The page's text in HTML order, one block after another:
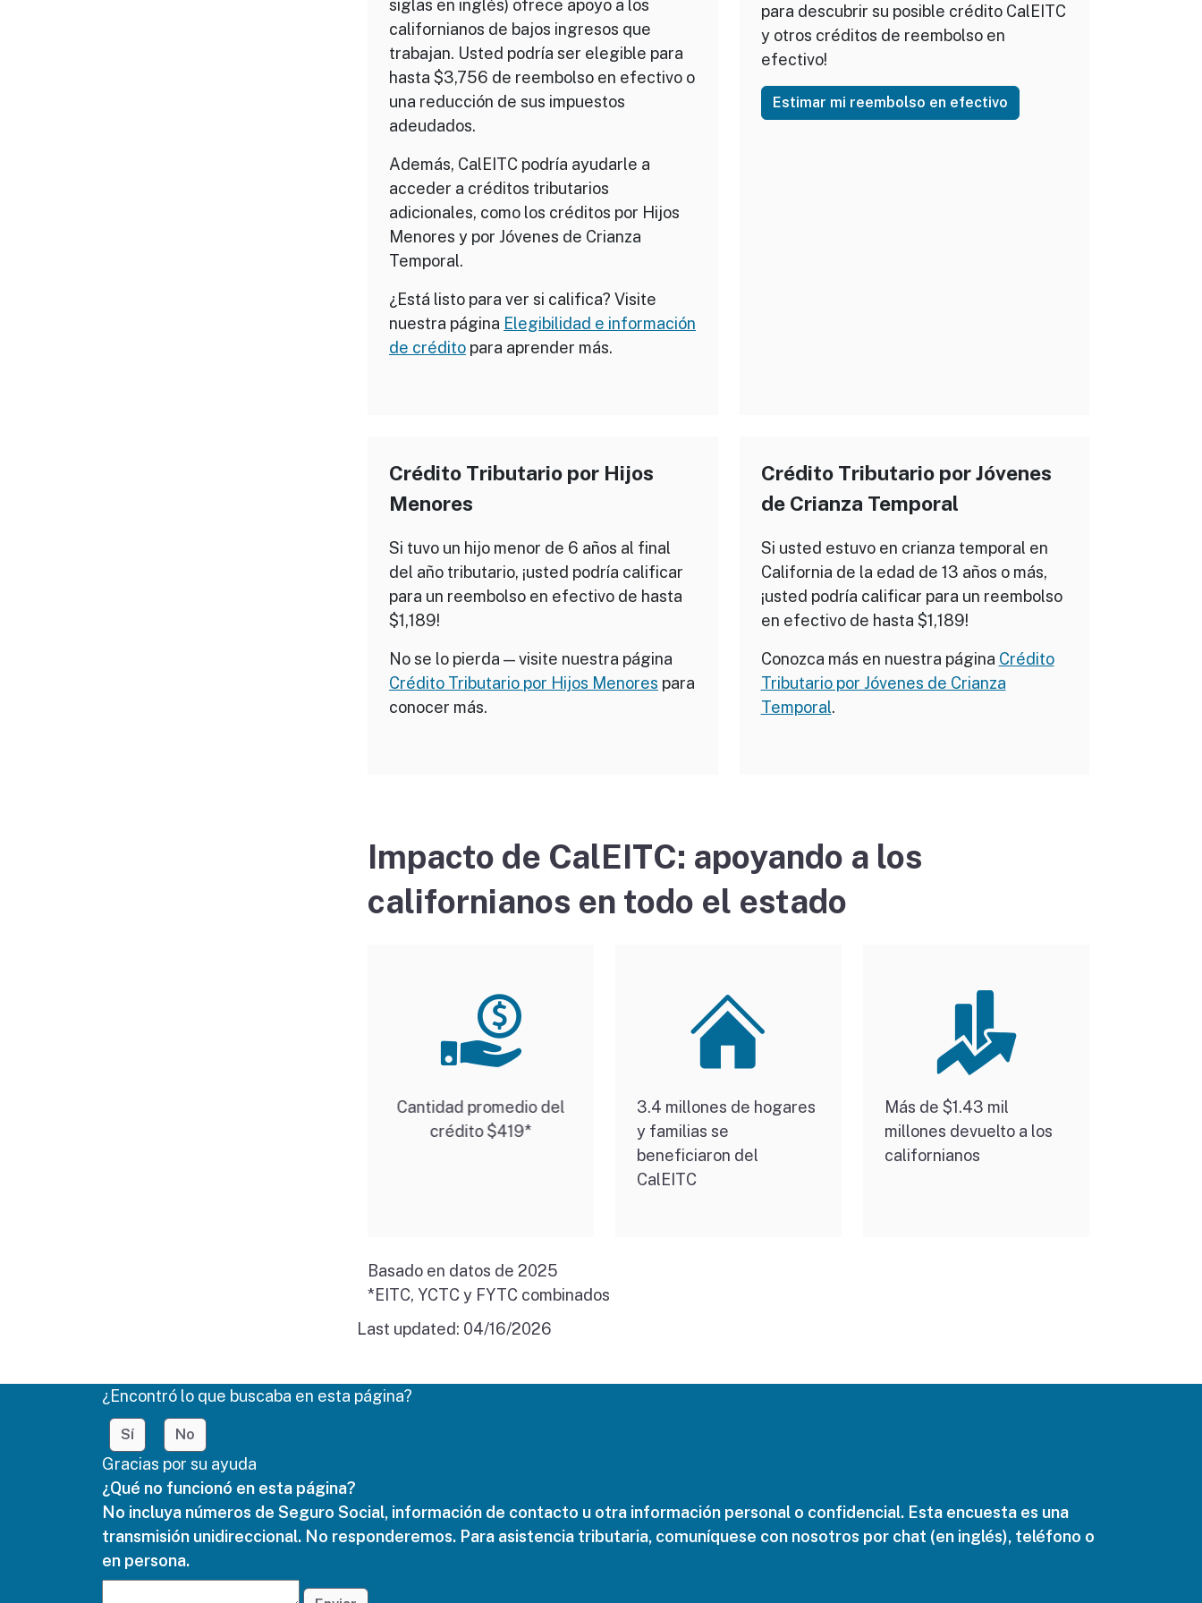
siglas en inglés) ofrece apoyo a los
californianos de bajos ingresos que
trabajan. Usted podría ser elegible para
hasta $3,756 de reembolso en efectivo o
una reducción de sus impuestos
adeudados.
Además, CalEITC podría ayudarle a
acceder a créditos tributarios
adicionales, como los créditos por Hijos
Menores y por Jóvenes de Crianza
Temporal.
¿Está listo para ver si califica? Visite
nuestra página Elegibilidad e información
de crédito para aprender más.
para descubrir su posible crédito CalEITC
y otros créditos de reembolso en
efectivo!
Estimar mi reembolso en efectivo
Crédito Tributario por Hijos
Menores
Si tuvo un hijo menor de 6 años al final
del año tributario, ¡usted podría calificar
para un reembolso en efectivo de hasta
$1,189!
No se lo pierda — visite nuestra página
Crédito Tributario por Hijos Menores para
conocer más.
Crédito Tributario por Jóvenes
de Crianza Temporal
Si usted estuvo en crianza temporal en
California de la edad de 13 años o más,
¡usted podría calificar para un reembolso
en efectivo de hasta $1,189!
Conozca más en nuestra página Crédito
Tributario por Jóvenes de Crianza
Temporal.
Impacto de CalEITC: apoyando a los
californianos en todo el estado
Cantidad promedio del
crédito $419*
3.4 millones de hogares
y familias se
beneficiaron del
CalEITC
Más de $1.43 mil
millones devuelto a los
californianos
Basado en datos de 2025
*EITC, YCTC y FYTC combinados
Last updated: 04/16/2026
¿Encontró lo que buscaba en esta página?
Sí No
Gracias por su ayuda
¿Qué no funcionó en esta página?
No incluya números de Seguro Social, información de contacto u otra información personal o confidencial. Esta encuesta es una
transmisión unidireccional. No responderemos. Para asistencia tributaria, comuníquese con nosotros por chat (en inglés), teléfono o
en persona.